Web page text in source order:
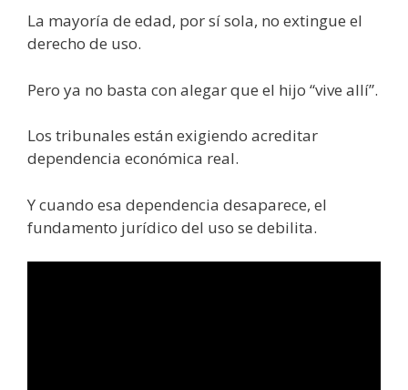
La mayoría de edad, por sí sola, no extingue el
derecho de uso.
Pero ya no basta con alegar que el hijo “vive allí”.
Los tribunales están exigiendo acreditar
dependencia económica real.
Y cuando esa dependencia desaparece, el
fundamento jurídico del uso se debilita.